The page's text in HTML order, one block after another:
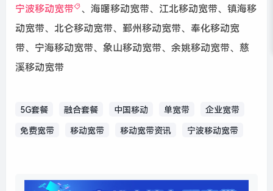
宁波移动宽带
、海曙移动宽带、江北移动宽带、镇海移
动宽带、北仑移动宽带、鄞州移动宽带、奉化移动宽
带、宁海移动宽带、象山移动宽带、余姚移动宽带、慈
溪移动宽带
5G套餐 融合套餐 中国移动 单宽带 企业宽带
免费宽带 移动宽带 移动宽带资讯 宁波移动宽带